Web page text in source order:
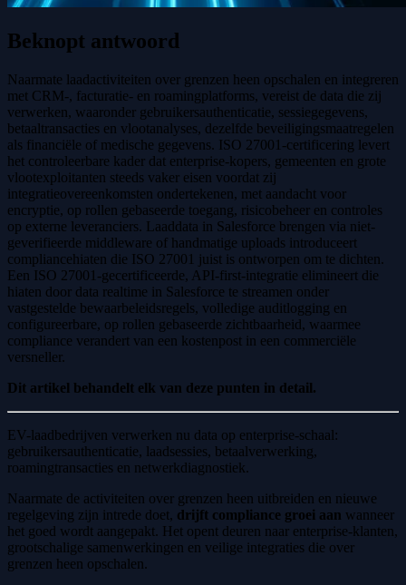
Beknopt antwoord
Naarmate laadactiviteiten over grenzen heen opschalen en integreren
met CRM-, facturatie- en roamingplatforms, vereist de data die zij
verwerken, waaronder gebruikersauthenticatie, sessiegegevens,
betaaltransacties en vlootanalyses, dezelfde beveiligingsmaatregelen
als financiële of medische gegevens. ISO 27001-certificering levert
het controleerbare kader dat enterprise-kopers, gemeenten en grote
vlootexploitanten steeds vaker eisen voordat zij
integratieovereenkomsten ondertekenen, met aandacht voor
encryptie, op rollen gebaseerde toegang, risicobeheer en controles
op externe leveranciers. Laaddata in Salesforce brengen via niet-
geverifieerde middleware of handmatige uploads introduceert
compliancehiaten die ISO 27001 juist is ontworpen om te dichten.
Een ISO 27001-gecertificeerde, API-first-integratie elimineert die
hiaten door data realtime in Salesforce te streamen onder
vastgestelde bewaarbeleidsregels, volledige auditlogging en
configureerbare, op rollen gebaseerde zichtbaarheid, waarmee
compliance verandert van een kostenpost in een commerciële
versneller.
Dit artikel behandelt elk van deze punten in detail.
EV-laadbedrijven verwerken nu data op enterprise-schaal:
gebruikersauthenticatie, laadsessies, betaalverwerking,
roamingtransacties en netwerkdiagnostiek.
Naarmate de activiteiten over grenzen heen uitbreiden en nieuwe
regelgeving zijn intrede doet, drijft compliance groei aan wanneer
het goed wordt aangepakt. Het opent deuren naar enterprise-klanten,
grootschalige samenwerkingen en veilige integraties die over
grenzen heen opschalen.